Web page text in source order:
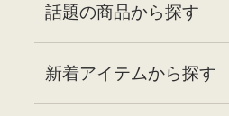
話題の商品から探す
新着アイテムから探す